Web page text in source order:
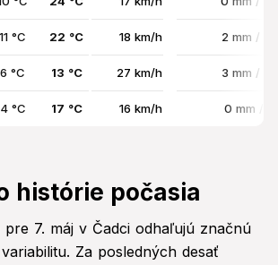
11 °C 22 °C 18 km/h 2 mm /
6 °C 13 °C 27 km/h 3 mm /
4 °C 17 °C 16 km/h 0 mm /
histórie počasia
pre 7. máj v Čadci odhaľujú značnú
Za posledných desať